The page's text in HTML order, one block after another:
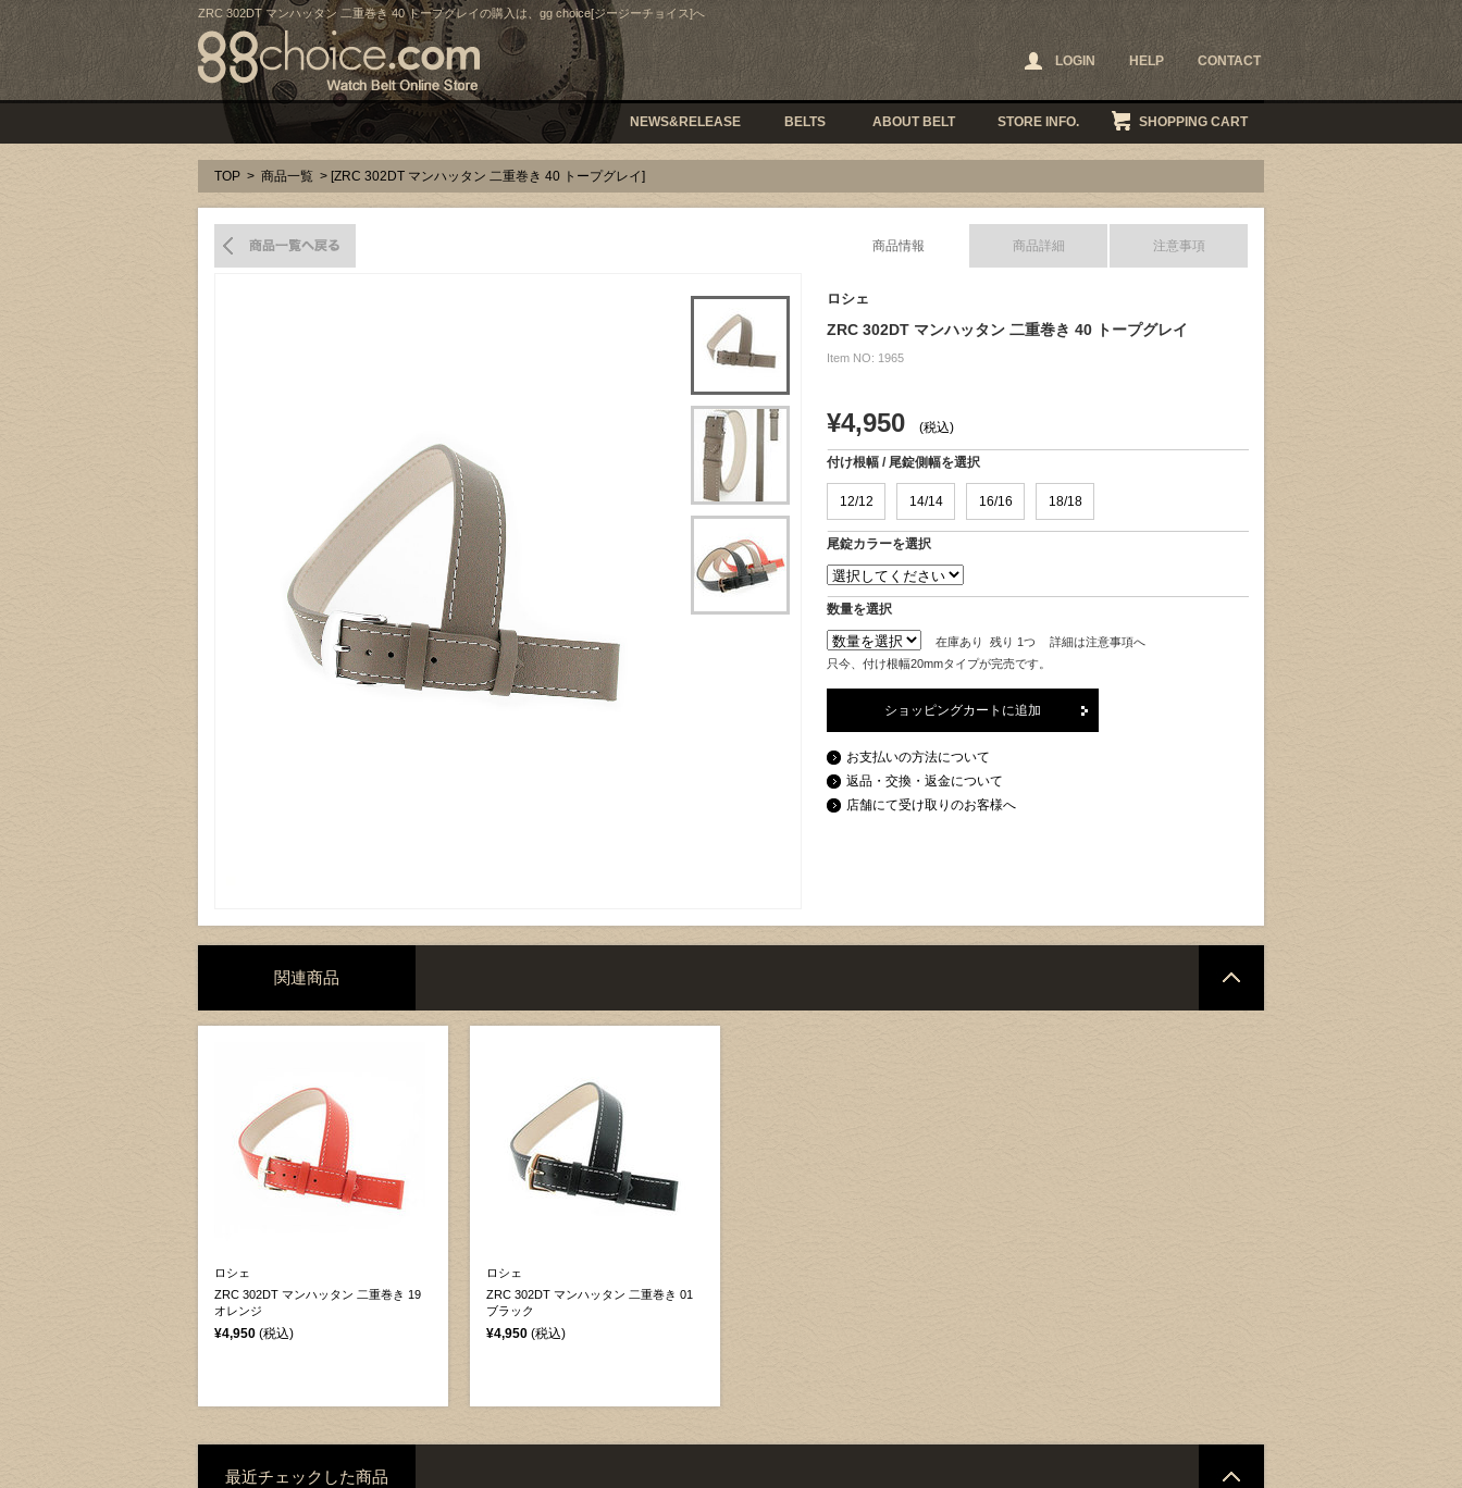
ZRC 302DT マンハッタン 二重巻き 40 トープグレイの購入は、gg choice[ジージーチョイス]へ
LOGIN HELP CONTACT
NEWS&RELEASE BELTS ABOUT BELT STORE INFO. SHOPPING CART
TOP > 商品一覧 > [ZRC 302DT マンハッタン 二重巻き 40 トープグレイ]
商品情報 商品詳細 注意事項
ロシェ
ZRC 302DT マンハッタン 二重巻き 40 トープグレイ
Item NO: 1965
¥4,950 (税込)
付け根幅 / 尾錠側幅を選択
12/12 14/14 16/16 18/18
尾錠カラーを選択
数量を選択
在庫あり 残り 1つ
詳細は注意事項へ
只今、付け根幅20mmタイプが完売です。
ショッピングカートに追加
お支払いの方法について
返品・交換・返金について
店舗にて受け取りのお客様へ
関連商品
ロシェ
ZRC 302DT マンハッタン 二重巻き 19
オレンジ
¥4,950 (税込)
ロシェ
ZRC 302DT マンハッタン 二重巻き 01
ブラック
¥4,950 (税込)
最近チェックした商品